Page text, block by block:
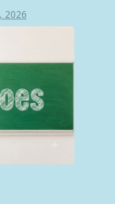
2026